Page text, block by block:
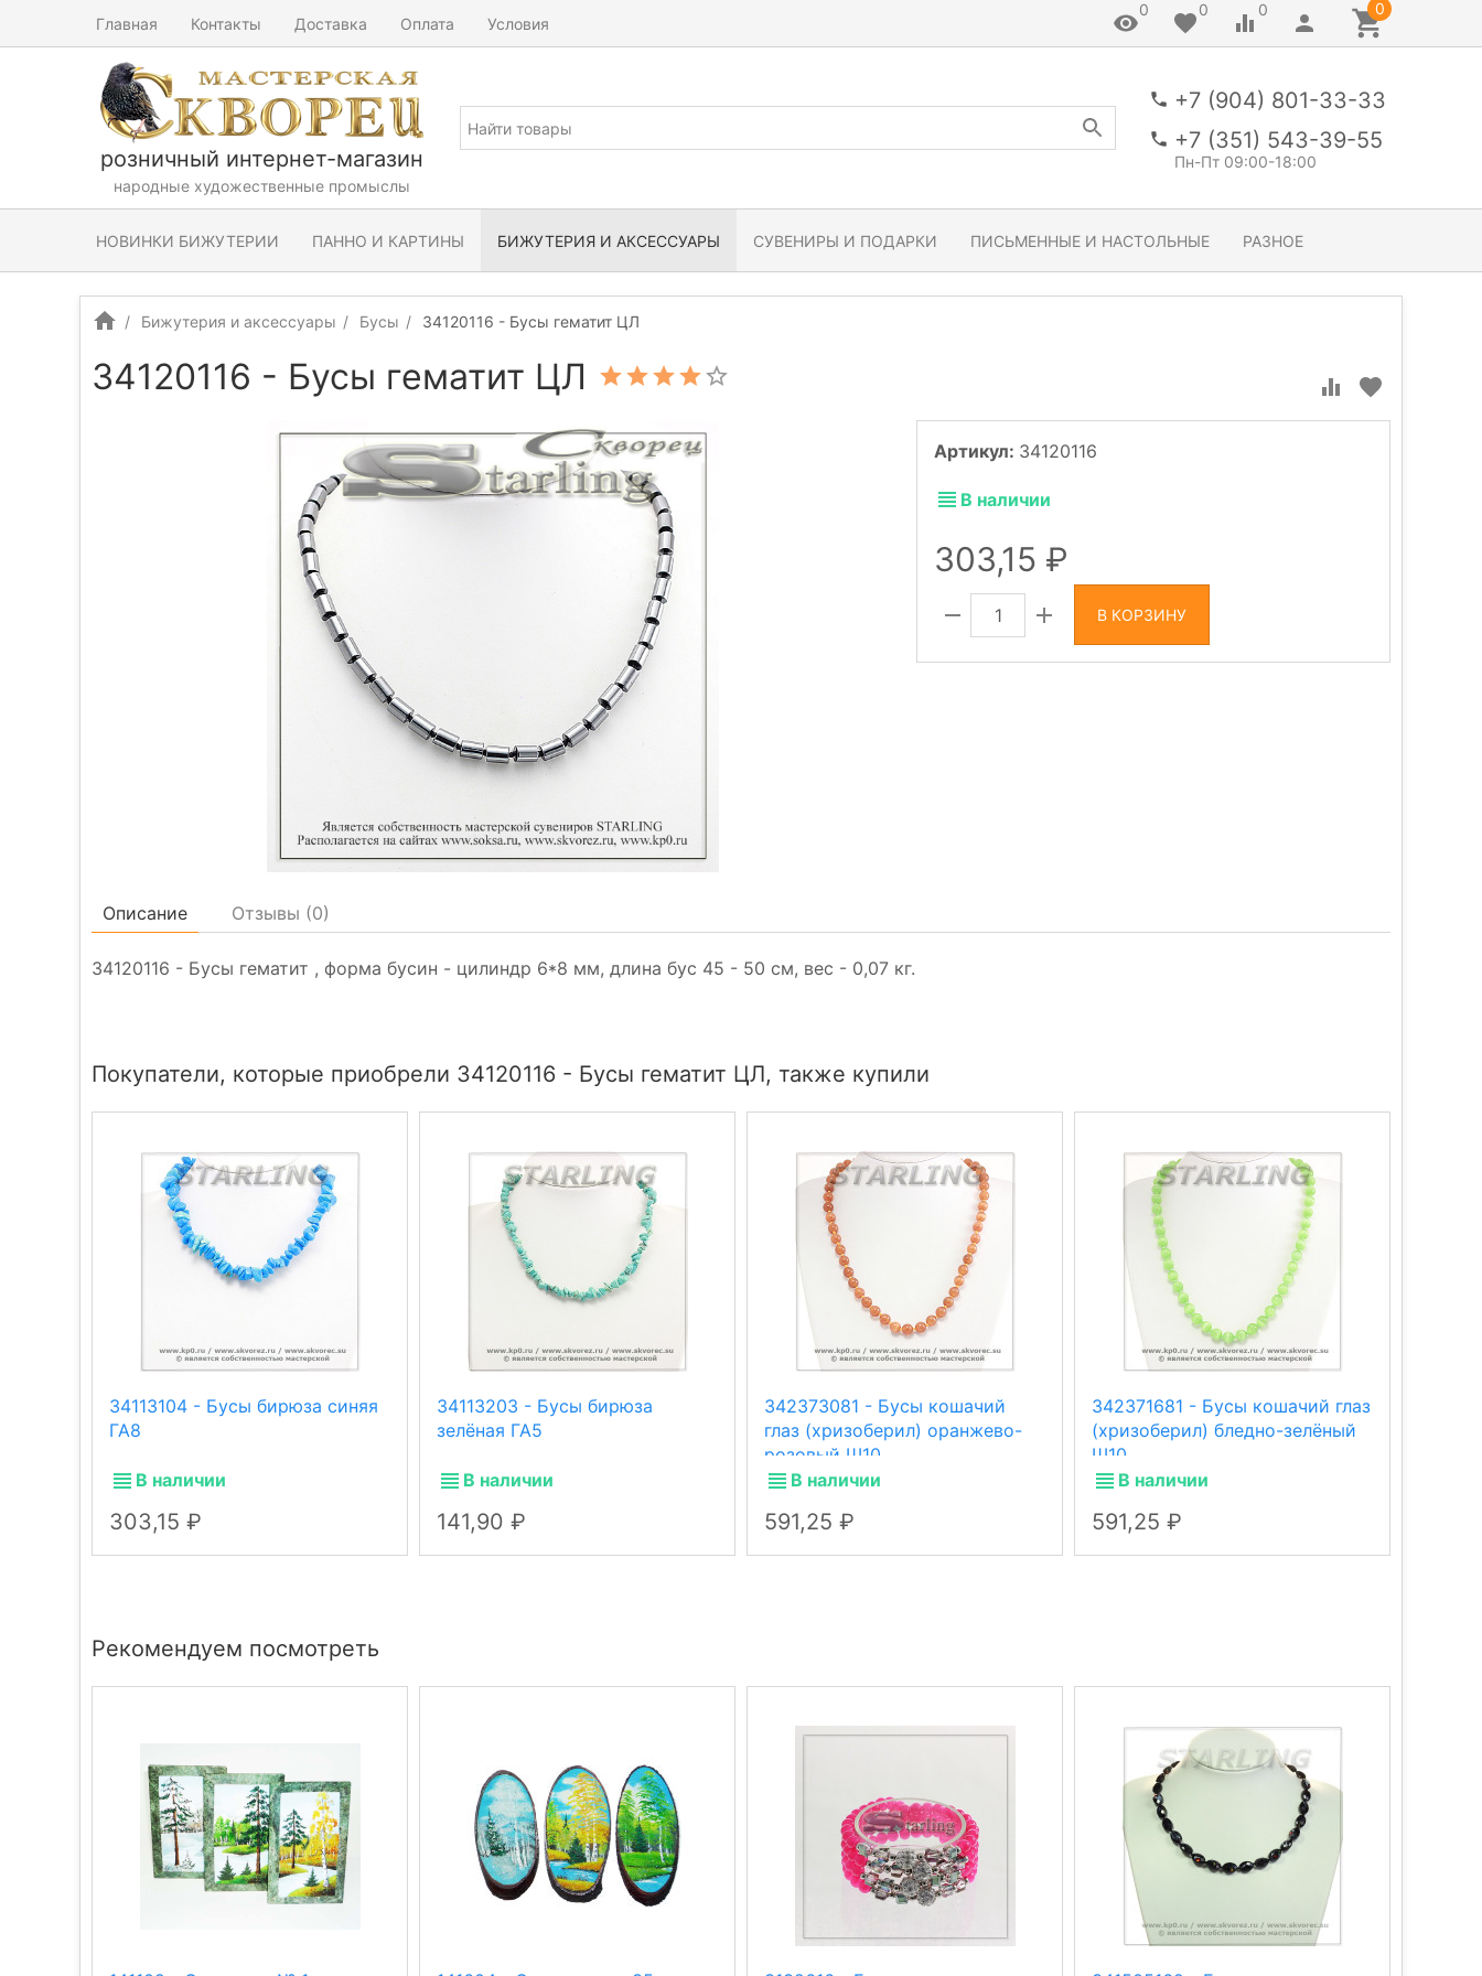
Главная Контакты Доставка Оплата Условия
0 0 0 0
розничный интернет-магазин
народные художественные промыслы
+7 (904) 801-33-33
+7 (351) 543-39-55
Пн-Пт 09:00-18:00
НОВИНКИ БИЖУТЕРИИ ПАННО И КАРТИНЫ БИЖУТЕРИЯ И АКСЕССУАРЫ СУВЕНИРЫ И ПОДАРКИ ПИСЬМЕННЫЕ И НАСТОЛЬНЫЕ РАЗНОЕ
Бижутерия и аксессуары Бусы 34120116 - Бусы гематит ЦЛ
34120116 - Бусы гематит ЦЛ
Артикул: 34120116
В наличии
303,15
В КОРЗИНУ
Описание Отзывы (0)
34120116 - Бусы гематит , форма бусин - цилиндр 6*8 мм, длина бус 45 - 50 см, вес - 0,07 кг.
Покупатели, которые приобрели 34120116 - Бусы гематит ЦЛ, также купили
34113104 - Бусы бирюза синяя
ГА8
В наличии
303,15
34113203 - Бусы бирюза
зелёная ГА5
В наличии
141,90
342373081 - Бусы кошачий
глаз (хризоберил) оранжево-
розовый Ш10
В наличии
591,25
342371681 - Бусы кошачий глаз
(хризоберил) бледно-зелёный
Ш10
В наличии
591,25
Рекомендуем посмотреть